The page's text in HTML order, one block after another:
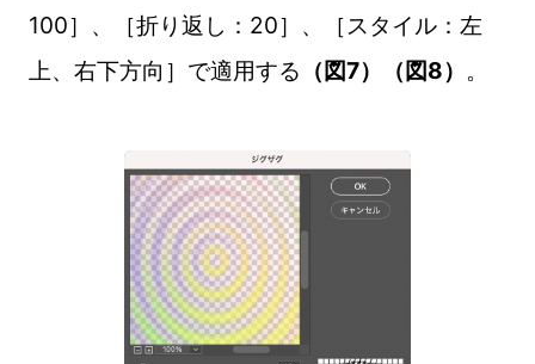
100］、［折り返し：20］、［スタイル：左
上、右下方向］で適用する （図7）（図8） 。